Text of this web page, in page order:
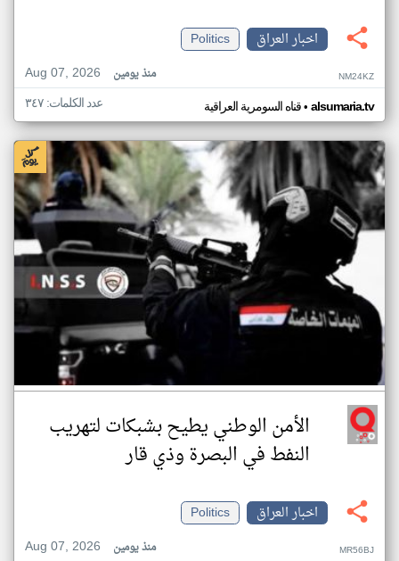
اخبار العراق
Politics
Aug 07, 2026
منذ يومين NM24KZ
قناه السومرية العراقية• alsumaria.tv عدد الكلمات: ٣٤٧
الأمن الوطني يطيح بشبكات لتهريب
النفط في البصرة وذي قار
اخبار العراق
Politics
Aug 07, 2026
منذ يومين MR56BJ